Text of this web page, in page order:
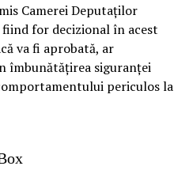
Camerei Deputaților
for decizional în acest
va fi aprobată, ar
îmbunătățirea siguranței
periculos la